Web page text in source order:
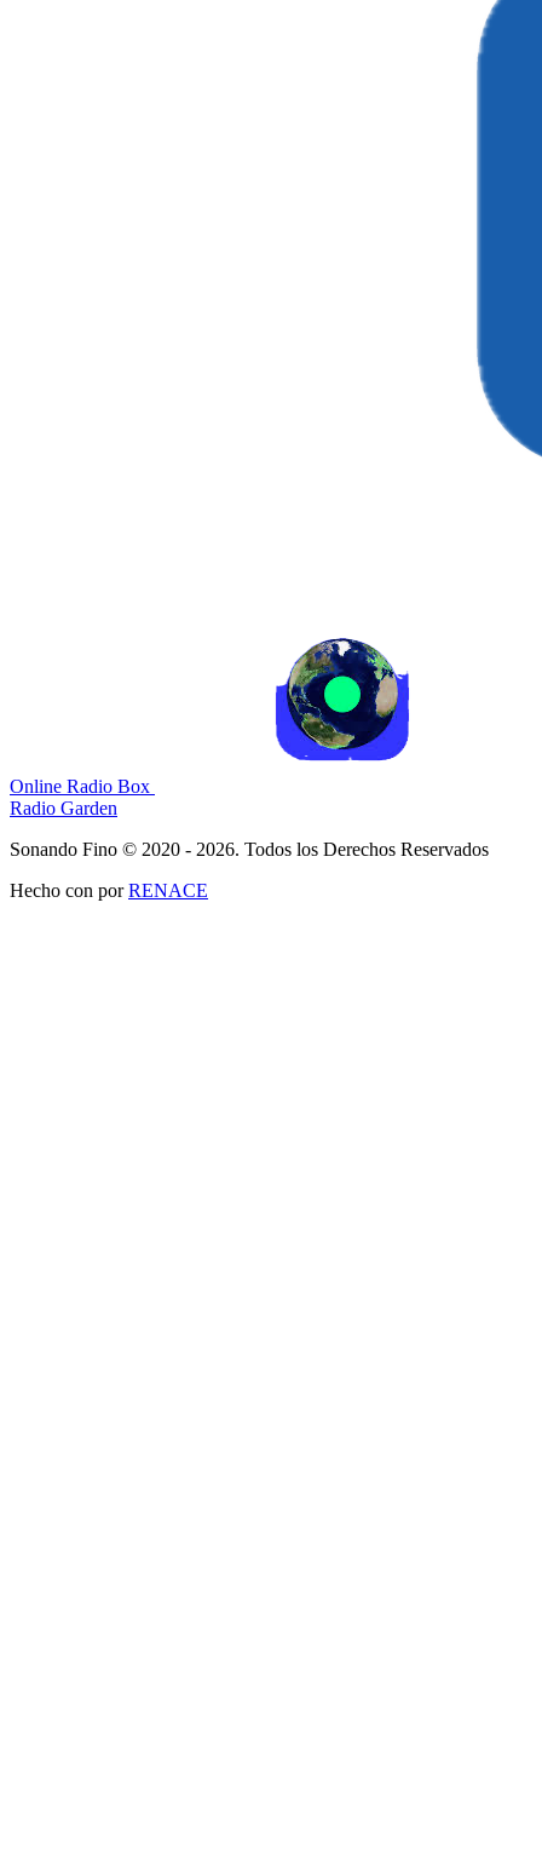
Online Radio Box
Radio Garden
Sonando Fino © 2020 - 2026. Todos los Derechos Reservados
Hecho con porRENACE